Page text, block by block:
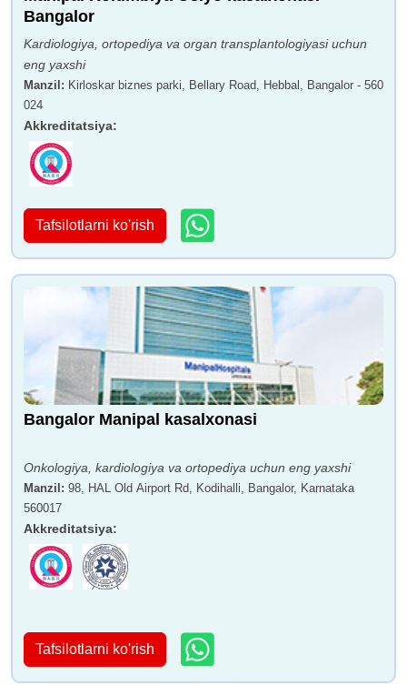
Bangalor
Kardiologiya, ortopediya va organ transplantologiyasi uchun
eng yaxshi
Manzil : Kirloskar biznes parki, Bellary Road, Hebbal, Bangalor - 560
024
Akkreditatsiya:
Tafsilotlarni ko'rish
Bangalor Manipal kasalxonasi
Onkologiya, kardiologiya va ortopediya uchun eng yaxshi
Manzil : 98, HAL Old Airport Rd, Kodihalli, Bangalor, Karnataka
560017
Akkreditatsiya:
Tafsilotlarni ko'rish